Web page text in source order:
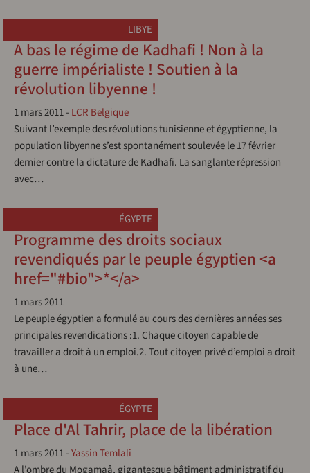
LIBYE
A bas le régime de Kadhafi ! Non à la
guerre impérialiste ! Soutien à la
révolution libyenne !
1 mars 2011- LCR Belgique
Suivant l’exemple des révolutions tunisienne et égyptienne, la
population libyenne s’est spontanément soulevée le 17 février
dernier contre la dictature de Kadhafi. La sanglante répression
avec…
ÉGYPTE
Programme des droits sociaux
revendiqués par le peuple égyptien <a
href="#bio">*</a>
1 mars 2011
Le peuple égyptien a formulé au cours des dernières années ses
principales revendications :1. Chaque citoyen capable de
travailler a droit à un emploi.2. Tout citoyen privé d’emploi a droit
à une…
ÉGYPTE
Place d'Al Tahrir, place de la libération
1 mars 2011-Yassin Temlali
A l’ombre du Mogamaâ, gigantesque bâtiment administratif du